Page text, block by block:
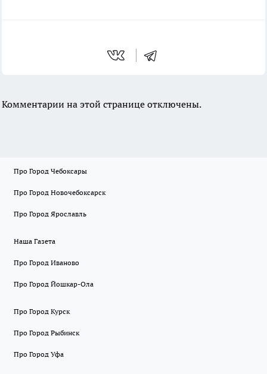
Комментарии на этой странице отключены.
Про Город Чебоксары
Про Город Новочебоксарск
Про Город Ярославль
Наша Газета
Про Город Иваново
Про Город Йошкар-Ола
Про Город Курск
Про Город Рыбинск
Про Город Уфа